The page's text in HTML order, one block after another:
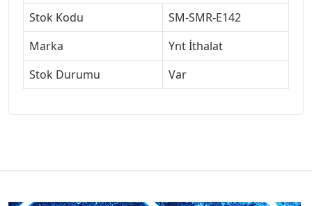
Stok Kodu
SM-SMR-E142
Marka
Ynt İthalat
Stok Durumu
Var